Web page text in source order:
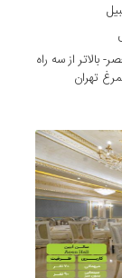
بالاتر از سه راه
تهران